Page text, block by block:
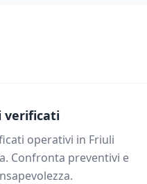
verificati
operativi in Friuli
Confronta preventivi e